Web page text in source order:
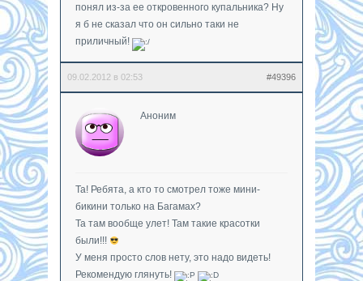
понял из-за ее откровенного купальника? Ну
я б не сказал что он сильно таки не
приличный!
09.02.2012 в 02:53 #49396
Аноним
Та! Ребята, а кто то смотрел тоже мини-
бикини только на Багамах?
Та там вообще улет! Там такие красотки
были!!!
У меня просто слов нету, это надо видеть!
Рекомендую глянуть!